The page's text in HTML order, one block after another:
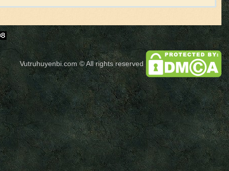
Vutruhuyenbi.com© All rights reserved